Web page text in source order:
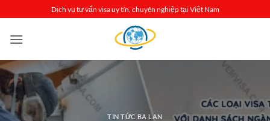
qua
nội
Dịch vụ tư vấn visa uy tín, chuyên nghiệp tại Việt Nam
TIN TỨC BA LAN